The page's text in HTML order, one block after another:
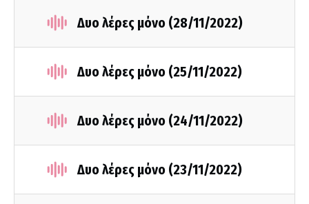
Δυο λέρες μόνο (28/11/2022)
Δυο λέρες μόνο (25/11/2022)
Δυο λέρες μόνο (24/11/2022)
Δυο λέρες μόνο (23/11/2022)